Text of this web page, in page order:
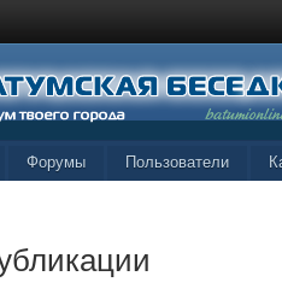
Форумы Пользователи